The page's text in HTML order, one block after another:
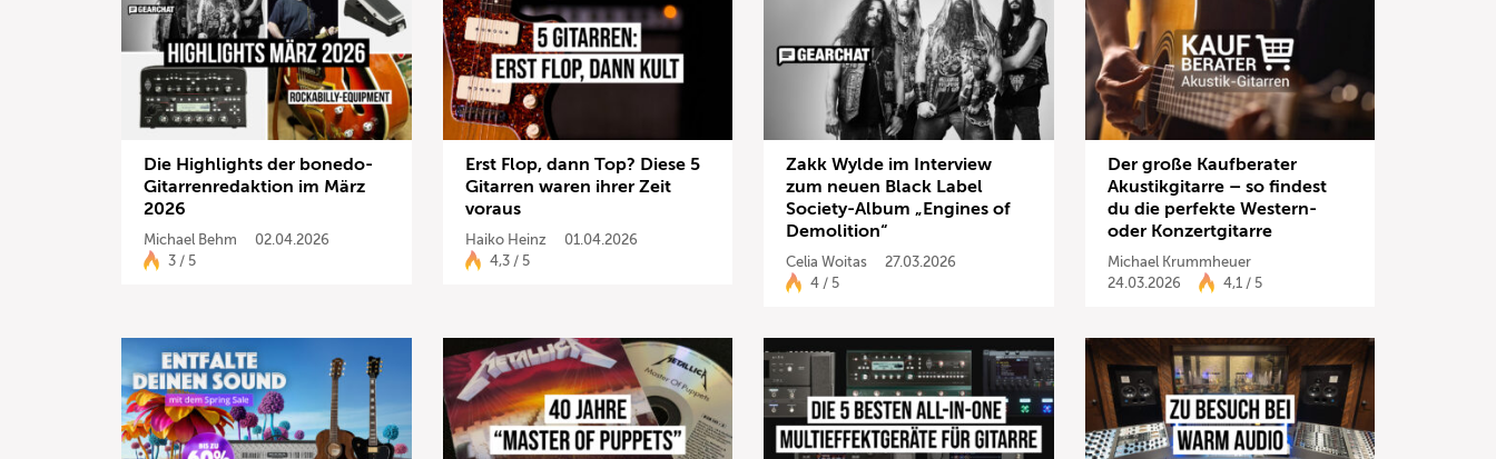
Die Highlights der bonedo-
Gitarrenredaktion im März
2026
Michael Behm
02.04.2026
3 / 5
Erst Flop, dann Top? Diese 5
Gitarren waren ihrer Zeit
voraus
Haiko Heinz
01.04.2026
4,3 / 5
Zakk Wylde im Interview
zum neuen Black Label
Society-Album „Engines of
Demolition“
Celia Woitas
27.03.2026
4 / 5
Der große Kaufberater
Akustikgitarre – so findest
du die perfekte Western-
oder Konzertgitarre
Michael Krummheuer
24.03.2026
4,1 / 5